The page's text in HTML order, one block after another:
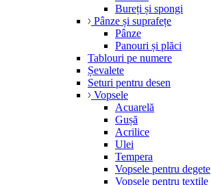
Bureți și spongi
Pânze și suprafețe
Pânze
Panouri și plăci
Tablouri pe numere
Șevalete
Seturi pentru desen
Vopsele
Acuarelă
Gușă
Acrilice
Ulei
Tempera
Vopsele pentru degete
Vopsele pentru textile